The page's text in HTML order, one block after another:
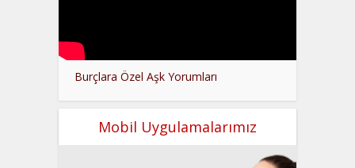
Burçlara Özel Aşk Yorumları
Mobil Uygulamalarımız